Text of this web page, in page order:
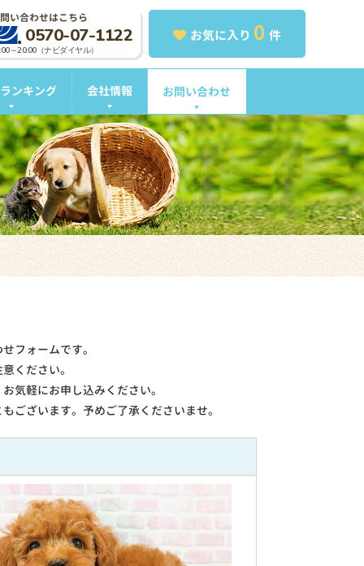
お気に入り 0 件
い合わせはこちら
0570-07-1122
～20:00（ナビダイヤル）
ンキング 会社情報 お問い合わせ
フォームです。
ください。
気軽にお申し込みください。
ございます。予めご了承くださいませ。